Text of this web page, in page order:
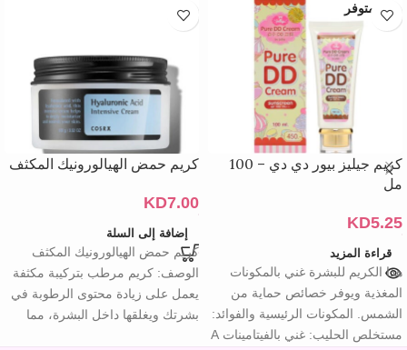
غير متوفر
كريم جيليز بيور دي دي – 100
مل
KD5.25
قراءة المزيد
هذا الكريم للبشرة غني بالمكونات
المغذية ويوفر خصائص حماية من
الشمس. المكونات الرئيسية والفوائد:
مستخلص الحليب: غني بالفيتامينات A
كريم حمض الهيالورونيك المكثف
KD7.00
إضافة إلى السلة
كريم حمض الهيالورونيك المكثف
الوصف: كريم مرطب بتركيبة مكثفة
يعمل على زيادة محتوى الرطوبة في
بشرتك ويغلقها داخل البشرة، مما